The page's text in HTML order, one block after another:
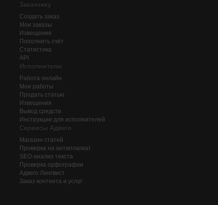
Заказчику
Создать заказ
Мои заказы
Извещения
Пополнить счёт
Статистика
API
Исполнителю
Работа онлайн
Мои работы
Продать статью
Извещения
Вывод средств
Инструкции для исполнителей
Сервисы Адвего
Магазин статей
Проверка на антиплагиат
SEO-анализ текста
Проверка орфографии
Адвего Лингвист
Заказ контента и услуг